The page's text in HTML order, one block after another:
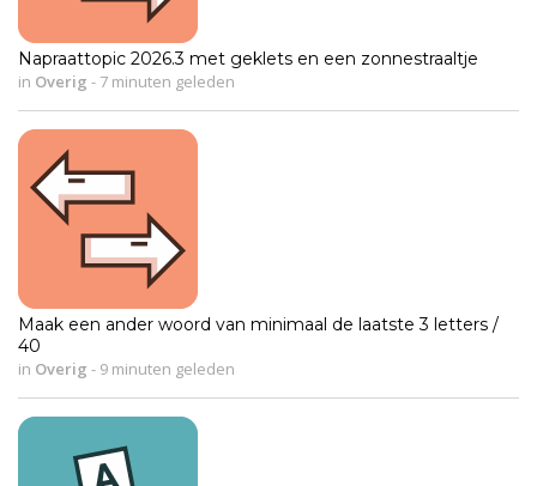
Napraattopic 2026.3 met geklets en een zonnestraaltje
in Overig - 7 minuten geleden
Maak een ander woord van minimaal de laatste 3 letters /
40
in Overig - 9 minuten geleden